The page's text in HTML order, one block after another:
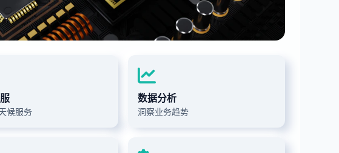
候服务
数据分析
洞察业务趋势